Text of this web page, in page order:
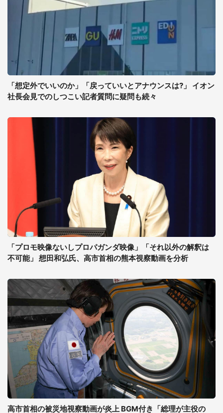
「想定外でいいのか」「戻っていいとアナウンスは?」 イオン
社長会見でのしつこい記者質問に疑問も続々
「プロモ映像ないしプロパガンダ映像」「それ以外の解釈は
不可能」 想田和弘氏、高市首相の熊本視察動画を分析
高市首相の被災地視察動画が炎上 BGM付き「総理が主役の